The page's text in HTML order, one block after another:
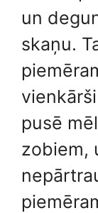
un
skaņu.
pusē
zobiem,